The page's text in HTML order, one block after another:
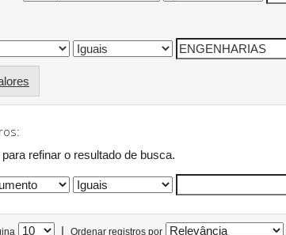
refinar o resultado de busca.
| Ordenar registros por